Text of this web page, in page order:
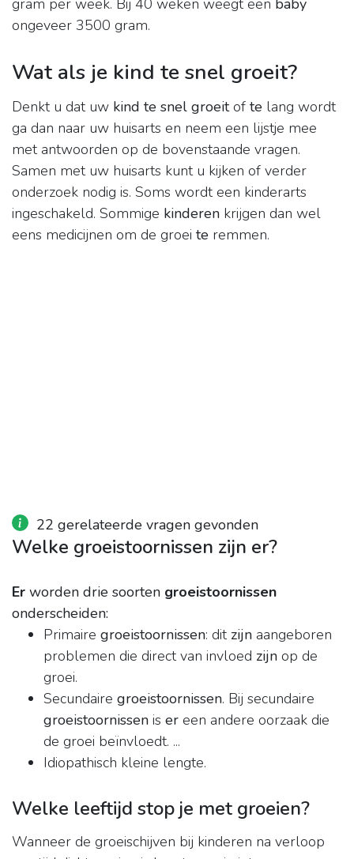
gram per week. Bij 40 weken weegt een baby
ongeveer 3500 gram.
Wat als je kind te snel groeit?
Denkt u dat uw kind te snel groeitof te lang wordt
ga dan naar uw huisarts en neem een lijstje mee
met antwoorden op de bovenstaande vragen.
Samen met uw huisarts kunt u kijken of verder
onderzoek nodig is. Soms wordt een kinderarts
ingeschakeld. Sommige kinderen krijgen dan wel
eens medicijnen om de groei te remmen.
22 gerelateerde vragen gevonden
Welke groeistoornissen zijn er?
Er worden drie soorten groeistoornissen
onderscheiden:
Primaire groeistoornissen: dit zijn aangeboren
problemen die direct van invloed zijn op de
groei.
Secundaire groeistoornissen. Bij secundaire
groeistoornissen is er een andere oorzaak die
de groei beïnvloedt. ...
Idiopathisch kleine lengte.
Welke leeftijd stop je met groeien?
Wanneer de groeischijven bij kinderen na verloop